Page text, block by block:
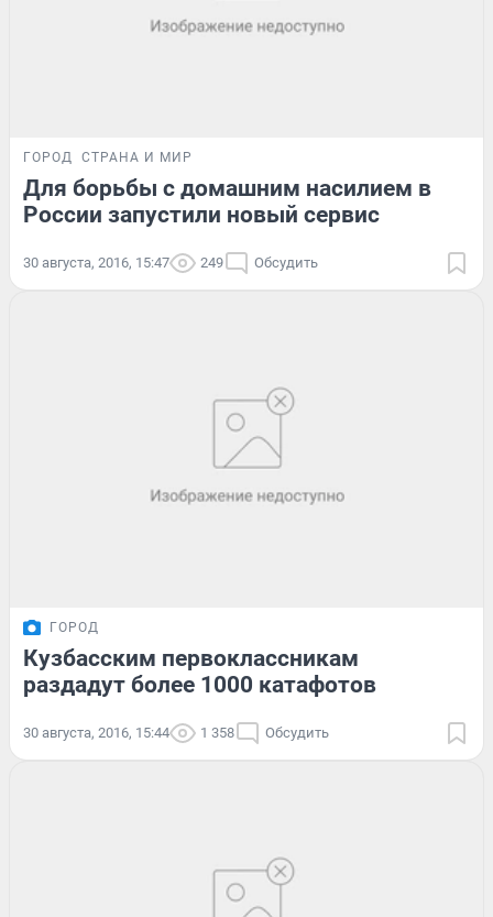
ГОРОД СТРАНА И МИР
Для борьбы с домашним насилием в
России запустили новый сервис
30 августа, 2016, 15:47 249 Обсудить
ГОРОД
Кузбасским первоклассникам
раздадут более 1000 катафотов
30 августа, 2016, 15:44 1 358 Обсудить